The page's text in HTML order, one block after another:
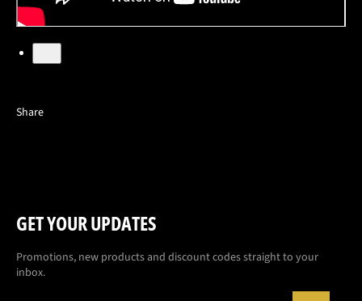
Share
GET YOUR UPDATES
Promotions, new products and discount codes straight to your
inbox.